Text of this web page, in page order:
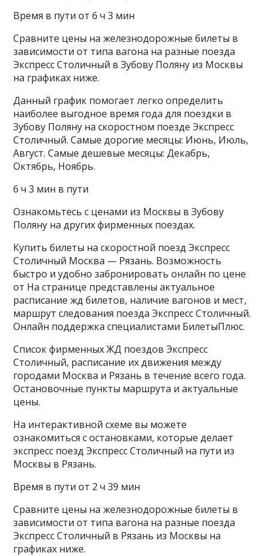
Время в пути от 6 ч 3 мин
Сравните цены на железнодорожные билеты в
зависимости от типа вагона на разные поезда
Экспресс Столичный в Зубову Поляну из Москвы
на графиках ниже.
Данный график помогает легко определить
наиболее выгодное время года для поездки в
Зубову Поляну на скоростном поезде Экспресс
Столичный. Самые дорогие месяцы: Июнь, Июль,
Август. Самые дешевые месяцы: Декабрь,
Октябрь, Ноябрь.
6 ч 3 мин в пути
Ознакомьтесь с ценами из Москвы в Зубову
Поляну на других фирменных поездах.
Купить билеты на скоростной поезд Экспресс
Столичный Москва — Рязань. Возможность
быстро и удобно забронировать онлайн по цене
от На странице представлены актуальное
расписание жд билетов, наличие вагонов и мест,
маршрут следования поезда Экспресс Столичный.
Онлайн поддержка специалистами БилетыПлюс.
Список фирменных ЖД поездов Экспресс
Столичный, расписание их движения между
городами Москва и Рязань в течение всего года.
Остановочные пункты маршрута и актуальные
цены.
На интерактивной схеме вы можете
ознакомиться с остановками, которые делает
экспресс поезд Экспресс Столичный на пути из
Москвы в Рязань.
Время в пути от 2 ч 39 мин
Сравните цены на железнодорожные билеты в
зависимости от типа вагона на разные поезда
Экспресс Столичный в Рязань из Москвы на
графиках ниже.